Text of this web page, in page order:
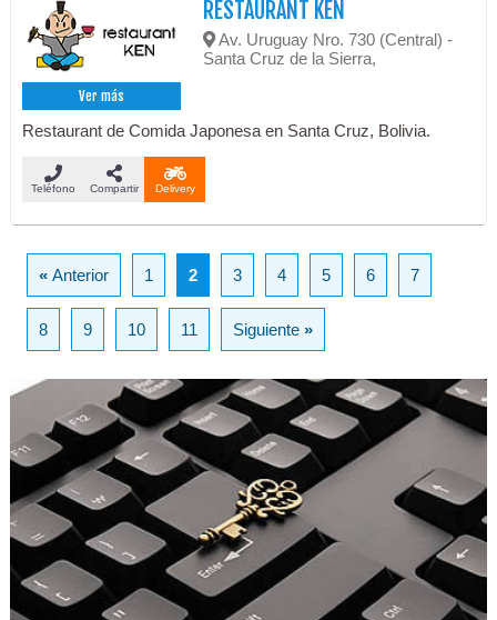
Ver más
RESTAURANT KEN
Av. Uruguay Nro. 730 (Central) -
Santa Cruz de la Sierra,
Restaurant de Comida Japonesa en Santa Cruz, Bolivia.
Teléfono Compartir Delivery
«Anterior 1 2 3 4 5 6 7
8 9 10 11 Siguiente»